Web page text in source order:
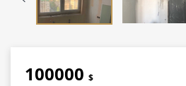
100000 $